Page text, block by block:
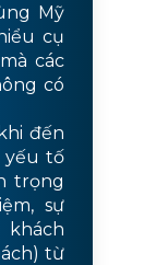
Mỹ
cụ
các
có
đến
yếu tố
trọng
sự
từ